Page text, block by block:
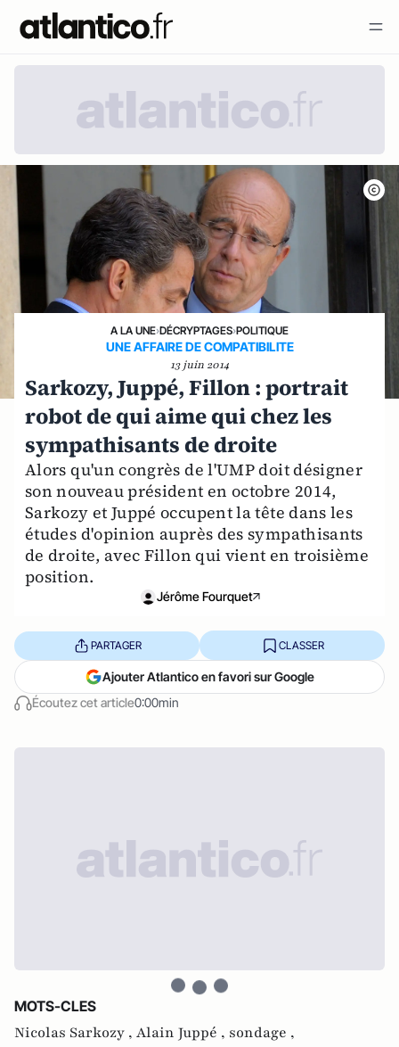
A LA UNE›DÉCRYPTAGES›POLITIQUE
UNE AFFAIRE DE COMPATIBILITE
13 juin 2014
Sarkozy, Juppé, Fillon : portrait
robot de qui aime qui chez les
sympathisants de droite
Alors qu'un congrès de l'UMP doit désigner
son nouveau président en octobre 2014,
Sarkozy et Juppé occupent la tête dans les
études d'opinion auprès des sympathisants
de droite, avec Fillon qui vient en troisième
position.
Jérôme Fourquet
Écoutez cet article0:00min
PARTAGER CLASSER
Ajouter Atlantico en favori sur Google
MOTS-CLES
Nicolas Sarkozy , Alain Juppé , sondage ,